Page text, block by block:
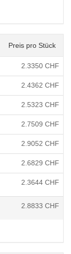
Preis pro Stück
2.3350 CHF
2.4362 CHF
2.5323 CHF
2.7509 CHF
2.9052 CHF
2.6829 CHF
2.3644 CHF
2.8833 CHF